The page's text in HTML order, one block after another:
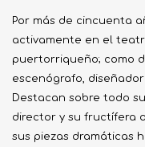
Por más de cincuenta
activamente en el
puertorriqueño; como
escenógrafo,
Destacan sobre todo
director y su fructífera
sus piezas dramáticas